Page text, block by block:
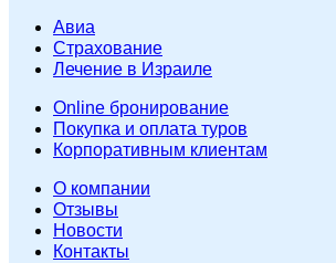
Авиа
Страхование
Лечение в Израиле
Online бронирование
Покупка и оплата туров
Корпоративным клиентам
O компании
Отзывы
Новости
Контакты